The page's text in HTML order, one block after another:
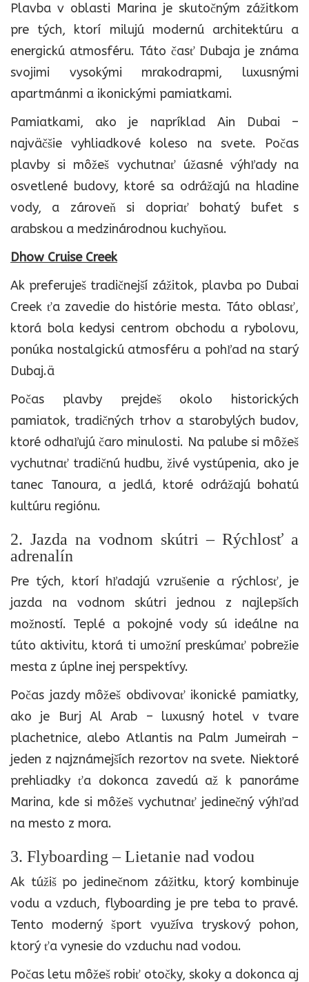
Plavba v oblasti Marina je skutočným zážitkom
pre tých, ktorí milujú modernú architektúru a
energickú atmosféru. Táto časť Dubaja je známa
svojimi vysokými mrakodrapmi, luxusnými
apartmánmi a ikonickými pamiatkami.
Pamiatkami, ako je napríklad Ain Dubai –
najväčšie vyhliadkové koleso na svete. Počas
plavby si môžeš vychutnať úžasné výhľady na
osvetlené budovy, ktoré sa odrážajú na hladine
vody, a zároveň si dopriať bohatý bufet s
arabskou a medzinárodnou kuchyňou.
Dhow Cruise Creek
Ak preferuješ tradičnejší zážitok, plavba po Dubai
Creek ťa zavedie do histórie mesta. Táto oblasť,
ktorá bola kedysi centrom obchodu a rybolovu,
ponúka nostalgickú atmosféru a pohľad na starý
Dubaj.ä
Počas plavby prejdeš okolo historických
pamiatok, tradičných trhov a starobylých budov,
ktoré odhaľujú čaro minulosti. Na palube si môžeš
vychutnať tradičnú hudbu, živé vystúpenia, ako je
tanec Tanoura, a jedlá, ktoré odrážajú bohatú
kultúru regiónu.
2. Jazda na vodnom skútri – Rýchlosť a
adrenalín
Pre tých, ktorí hľadajú vzrušenie a rýchlosť, je
jazda na vodnom skútri jednou z najlepších
možností. Teplé a pokojné vody sú ideálne na
túto aktivitu, ktorá ti umožní preskúmať pobrežie
mesta z úplne inej perspektívy.
Počas jazdy môžeš obdivovať ikonické pamiatky,
ako je Burj Al Arab – luxusný hotel v tvare
plachetnice, alebo Atlantis na Palm Jumeirah –
jeden z najznámejších rezortov na svete. Niektoré
prehliadky ťa dokonca zavedú až k panoráme
Marina, kde si môžeš vychutnať jedinečný výhľad
na mesto z mora.
3. Flyboarding – Lietanie nad vodou
Ak túžiš po jedinečnom zážitku, ktorý kombinuje
vodu a vzduch, flyboarding je pre teba to pravé.
Tento moderný šport využíva tryskový pohon,
ktorý ťa vynesie do vzduchu nad vodou.
Počas letu môžeš robiť otočky, skoky a dokonca aj